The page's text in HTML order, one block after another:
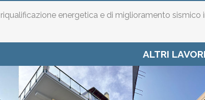
energetica e di miglioramento sismico
ALTRI